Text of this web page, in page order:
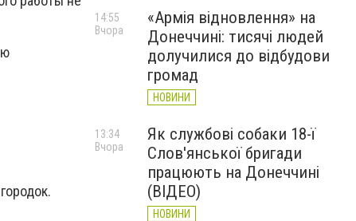
«Армія відновлення» на
Донеччині: тисячі людей
долучилися до відбудови
громад
НОВИНИ
14:55
Вчора
Як службові собаки 18-ї
Слов'янської бригади
працюють на Донеччині
(ВІДЕО)
НОВИНИ
13:34
Вчора